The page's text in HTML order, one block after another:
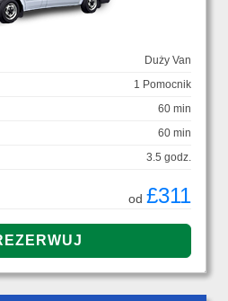
Duży Van
1 Pomocnik
60 min
60 min
3.5 godz.
od £311